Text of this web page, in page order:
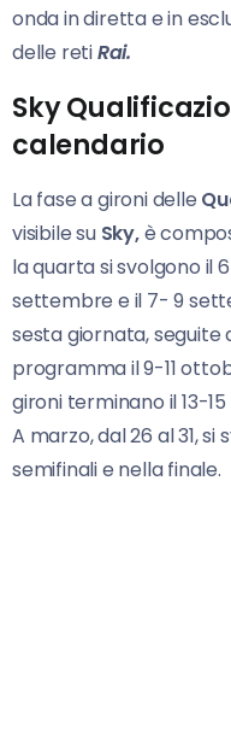
onda in diretta e in
delle retiRai.
Sky
calendario
La fase a gironi delle
visibile su Sky,è
la quarta si svolgono il
settembre e il 7- 9
sesta giornata,
programma il 9-11
gironi terminano il 13-
A marzo, dal 26 al 31,
semifinali e nella finale.